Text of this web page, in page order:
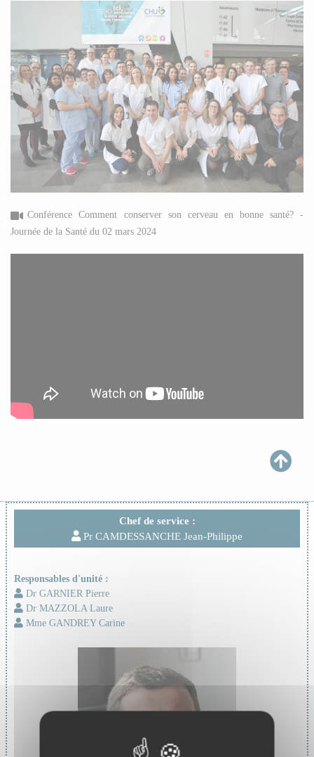
Chef de service :
Pr CAMDESSANCHE Jean-Philippe
Responsables d'unité :
Dr GARNIER Pierre
Dr MAZZOLA Laure
Mme GANDREY Carine
Conférence Comment conserver son cerveau en bonne santé? -
Journée de la Santé du 02 mars 2024